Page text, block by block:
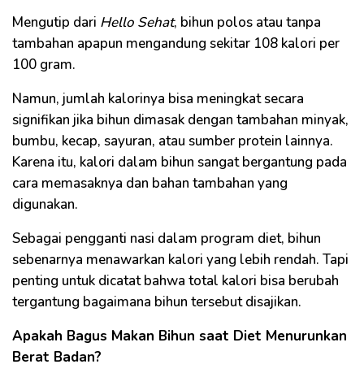
Mengutip dari Hello Sehat, bihun polos atau tanpa
tambahan apapun mengandung sekitar 108 kalori per
100 gram.
Namun, jumlah kalorinya bisa meningkat secara
signifikan jika bihun dimasak dengan tambahan minyak,
bumbu, kecap, sayuran, atau sumber protein lainnya.
Karena itu, kalori dalam bihun sangat bergantung pada
cara memasaknya dan bahan tambahan yang
digunakan.
Sebagai pengganti nasi dalam program diet, bihun
sebenarnya menawarkan kalori yang lebih rendah. Tapi
penting untuk dicatat bahwa total kalori bisa berubah
tergantung bagaimana bihun tersebut disajikan.
Apakah Bagus Makan Bihun saat Diet Menurunkan
Berat Badan?